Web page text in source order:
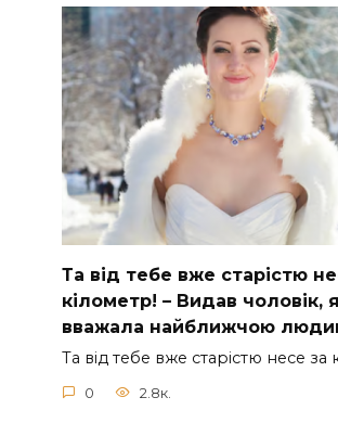
Та від тебе вже старістю
кілометр! – Видав чоловік,
вважала найближчою
Та від тебе вже старістю несе за
0 2.8к.